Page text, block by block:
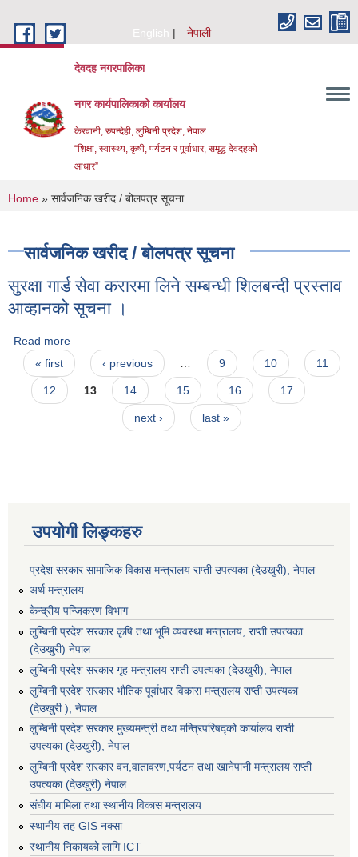
English
नेपाली
देवदह नगरपालिका
नगर कार्यपालिकाको कार्यालय
केरवानी, रुपन्देही, लुम्बिनी प्रदेश, नेपाल
“शिक्षा, स्वास्थ्य, कृषी, पर्यटन र पूर्वाधार, समृद्ध देवदहको
आधार”
You are here
Home » सार्वजनिक खरीद / बोलपत्र सूचना
सार्वजनिक खरीद / बोलपत्र सूचना
सुरक्षा गार्ड सेवा करारमा लिने सम्बन्धी शिलबन्दी प्रस्ताव
आव्हानको सूचना ।
Read more
सूचना ।
Pages
« first ‹ previous … 9 10 11
12 13 14 15 16 17 …
next › last »
उपयोगी लिङ्कहरु
प्रदेश सरकार सामाजिक विकास मन्‍‍त्रालय राप्ती उपत्यका (देउखुरी), नेपाल
अर्थ मन्त्रालय
केन्द्रीय पन्जिकरण विभाग
लुम्बिनी प्रदेश सरकार कृषि तथा भूमि व्यवस्था मन्त्रालय, राप्ती उपत्यका
(देउखुरी) नेपाल
लुम्बिनी प्रदेश सरकार गृह मन्त्रालय राप्ती उपत्यका (देउखुरी), नेपाल
लुम्बिनी प्रदेश सरकार भौतिक पूर्वाधार विकास मन्त्रालय राप्ती उपत्यका
(देउखुरी ), नेपाल
लुम्बिनी प्रदेश सरकार मुख्यमन्त्री तथा मन्त्रिपरिषद्को कार्यालय राप्ती
उपत्यका (देउखुरी), नेपाल
लुम्बिनी प्रदेश सरकार वन,वातावरण,पर्यटन तथा खानेपानी मन्त्रालय राप्ती
उपत्यका (देउखुरी) नेपाल
संघीय मामिला तथा स्थानीय विकास मन्त्रालय
स्थानीय तह GIS नक्सा
स्थानीय निकायको लागि ICT